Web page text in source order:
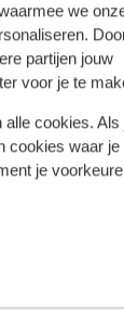
we
partijen jouw
voor je te
cookies. Als
cookies waar je
je